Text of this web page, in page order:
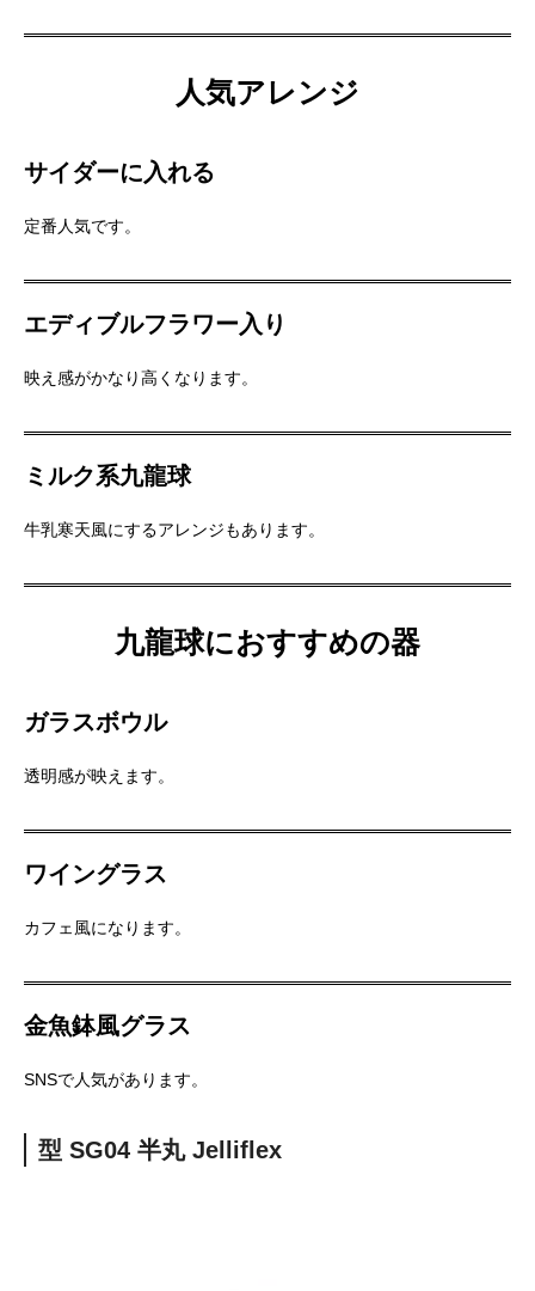
人気アレンジ
サイダーに入れる
定番人気です。
エディブルフラワー入り
映え感がかなり高くなります。
ミルク系九龍球
牛乳寒天風にするアレンジもあります。
九龍球におすすめの器
ガラスボウル
透明感が映えます。
ワイングラス
カフェ風になります。
金魚鉢風グラス
SNSで人気があります。
型 SG04 半丸 Jelliflex